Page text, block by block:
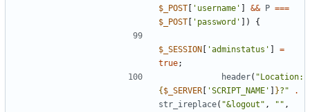
$_POST [ 'username' ] && P ===
$_POST [ 'password' ]) {
$_SESSION [ 'adminstatus' ]
=
true;
header(
{$_SERVER [ 'SCRIPT_NAME' ] }?"
.
str_ireplace( "&logout" , "" ,